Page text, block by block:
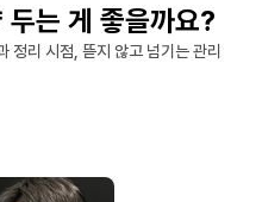
는 게 좋을까요?
리 시점, 뜯지 않고 넘기는 관리